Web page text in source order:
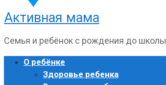
Активная мама
Семья и ребёнок с рождения до школы
О ребёнке
Здоровье ребенка